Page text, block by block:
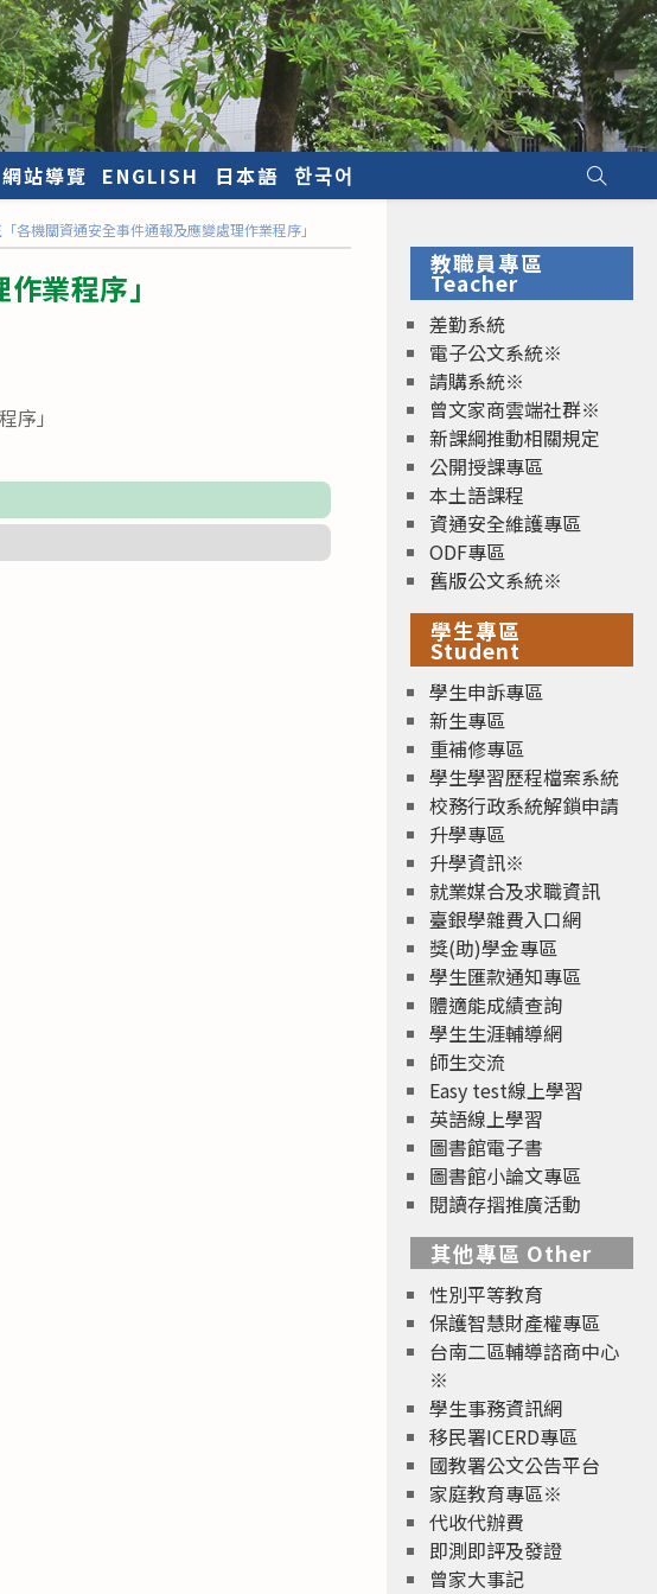
網站導覽 ENGLISH 日本語 한국어
各機關資通安全事件通報及應變處理作業程序」
業程序」
序」
教職員專區
Teacher
差勤系統
電子公文系統※
請購系統※
曾文家商雲端社群※
新課綱推動相關規定
公開授課專區
本土語課程
資通安全維護專區
ODF專區
舊版公文系統※
學生專區
Student
學生申訴專區
新生專區
重補修專區
學生學習歷程檔案系統
校務行政系統解鎖申請
升學專區
升學資訊※
就業媒合及求職資訊
臺銀學雜費入口網
獎(助)學金專區
學生匯款通知專區
體適能成績查詢
學生生涯輔導網
師生交流
Easy test線上學習
英語線上學習
圖書館電子書
圖書館小論文專區
閱讀存摺推廣活動
其他專區 Other
性別平等教育
保護智慧財產權專區
台南二區輔導諮商中心
※
學生事務資訊網
移民署ICERD專區
國教署公文公告平台
家庭教育專區※
代收代辦費
即測即評及發證
曾家大事記